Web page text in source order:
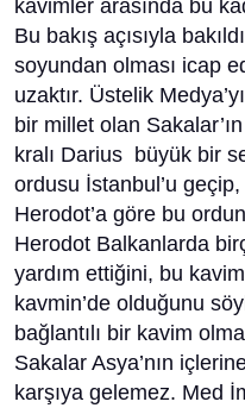
kavimler arasında bu
Bu bakış açısıyla
soyundan olması icap
uzaktır. Üstelik
bir millet olan
kralı Darius büyük bir
ordusu İstanbul’u geçip,
Herodot’a göre bu
Herodot Balkanlarda
yardım ettiğini, bu
kavmin’de olduğunu
bağlantılı bir kavim
Sakalar Asya’nın
karşıya gelemez. Med